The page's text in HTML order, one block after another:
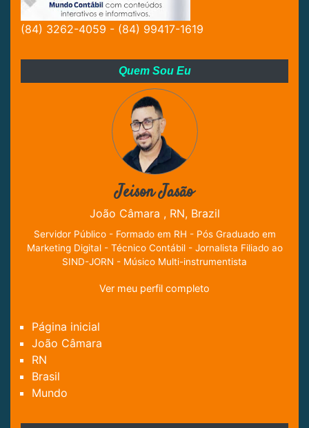
(84) 3262-4059 - (84) 99417-1619
Quem Sou Eu
Jeison Jasão
João Câmara , RN, Brazil
Servidor Público - Formado em RH - Pós Graduado em
Marketing Digital - Técnico Contábil - Jornalista Filiado ao
SIND-JORN - Músico Multi-instrumentista
Ver meu perfil completo
Página inicial
João Câmara
RN
Brasil
Mundo